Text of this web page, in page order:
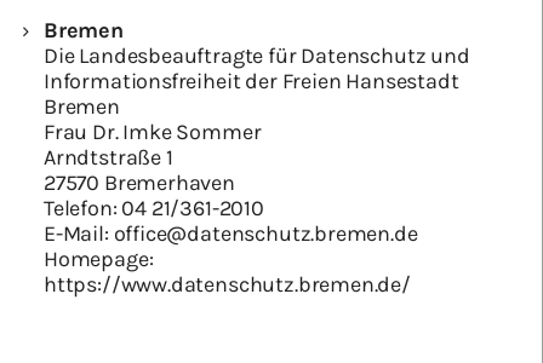
Bremen
Die Landesbeauftragte für Datenschutz und
Informationsfreiheit der Freien Hansestadt
Bremen
Frau Dr. Imke Sommer
Arndtstraße 1
27570 Bremerhaven
Telefon: 04 21/361-2010
E-Mail: office@datenschutz.bremen.de
Homepage:
https://www.datenschutz.bremen.de/